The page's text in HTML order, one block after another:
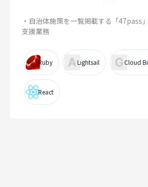
・自治体施策を一覧掲載する「47pass
支援業務
Ruby Lightsail Cloud
React